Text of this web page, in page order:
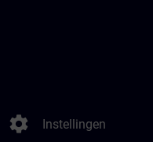
settings Instellingen